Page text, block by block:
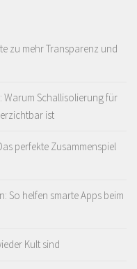
zu mehr Transparenz und
Warum Schallisolierung für
ist
perfekte Zusammenspiel
So helfen smarte Apps beim
Kult sind